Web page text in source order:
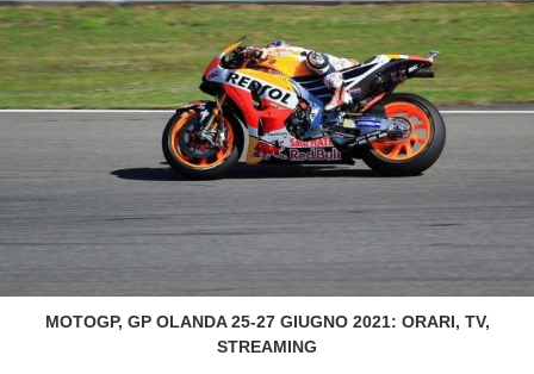
MOTOGP, GP OLANDA 25-27 GIUGNO 2021: ORARI, TV,
STREAMING